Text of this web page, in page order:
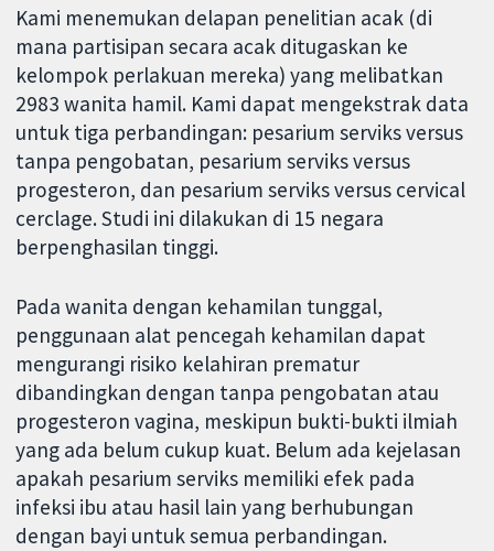
Kami menemukan delapan penelitian acak (di
mana partisipan secara acak ditugaskan ke
kelompok perlakuan mereka) yang melibatkan
2983 wanita hamil. Kami dapat mengekstrak data
untuk tiga perbandingan: pesarium serviks versus
tanpa pengobatan, pesarium serviks versus
progesteron, dan pesarium serviks versus cervical
cerclage. Studi ini dilakukan di 15 negara
berpenghasilan tinggi.
Pada wanita dengan kehamilan tunggal,
penggunaan alat pencegah kehamilan dapat
mengurangi risiko kelahiran prematur
dibandingkan dengan tanpa pengobatan atau
progesteron vagina, meskipun bukti-bukti ilmiah
yang ada belum cukup kuat. Belum ada kejelasan
apakah pesarium serviks memiliki efek pada
infeksi ibu atau hasil lain yang berhubungan
dengan bayi untuk semua perbandingan.